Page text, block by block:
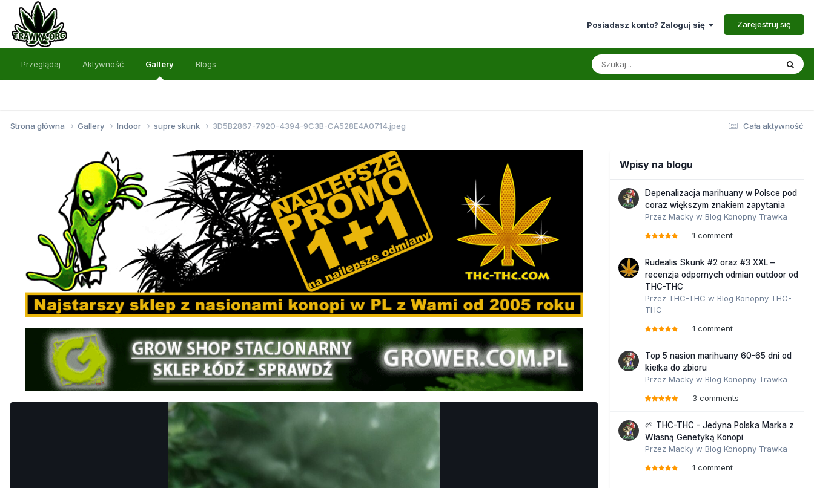
Posiadasz konto? Zaloguj się Zarejestruj się
Przeglądaj Aktywność Gallery Blogs
Cała aktywność
Strona główna Gallery Indoor supre skunk 3D5B2867-7920-4394-9C3B-CA528E4A0714.jpeg
Wpisy na blogu
Depenalizacja marihuany w Polsce pod
coraz większym znakiem zapytania
Przez Macky w Blog Konopny Trawka
1 comment
Rudealis Skunk #2 oraz #3 XXL –
recenzja odpornych odmian outdoor od
THC-THC
Przez THC-THC w Blog Konopny THC-
THC
1 comment
Top 5 nasion marihuany 60-65 dni od
kiełka do zbioru
Przez Macky w Blog Konopny Trawka
3 comments
🌱 THC-THC - Jedyna Polska Marka z
Własną Genetyką Konopi
Przez Macky w Blog Konopny Trawka
1 comment